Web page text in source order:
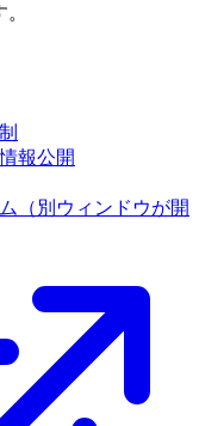
報公開
（別ウィンドウが開